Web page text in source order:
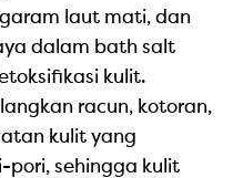
laut mati, dan
dalam bath salt
kulit.
racun, kotoran,
kulit yang
pori, sehingga kulit